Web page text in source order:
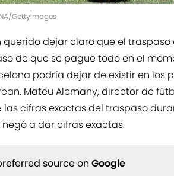
GettyImages
querido dejar claro que el traspaso
de que se pague todo en el
podría dejar de existir en los
Mateu Alemany, director de
cifras exactas del traspaso
negó a dar cifras exactas.
source on Google